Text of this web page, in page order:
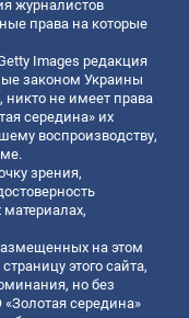
журналистов
права на которые
Images редакция
законом Украины
никто не имеет права
середина» их
воспроизводству,
зрения,
на этом
этого сайта,
но без
середина»